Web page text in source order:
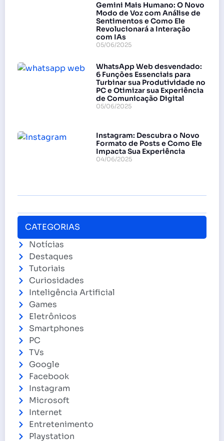
Gemini Mais Humano: O Novo
Modo de Voz com Análise de
Sentimentos e Como Ele
Revolucionará a Interação
com IAs
05/06/2025
WhatsApp Web desvendado:
6 Funções Essenciais para
Turbinar sua Produtividade no
PC e Otimizar sua Experiência
de Comunicação Digital
05/06/2025
Instagram: Descubra o Novo
Formato de Posts e Como Ele
Impacta Sua Experiência
04/06/2025
CATEGORIAS
Notícias
Destaques
Tutoriais
Curiosidades
Inteligência Artificial
Games
Eletrônicos
Smartphones
PC
TVs
Google
Facebook
Instagram
Microsoft
Internet
Entretenimento
Playstation